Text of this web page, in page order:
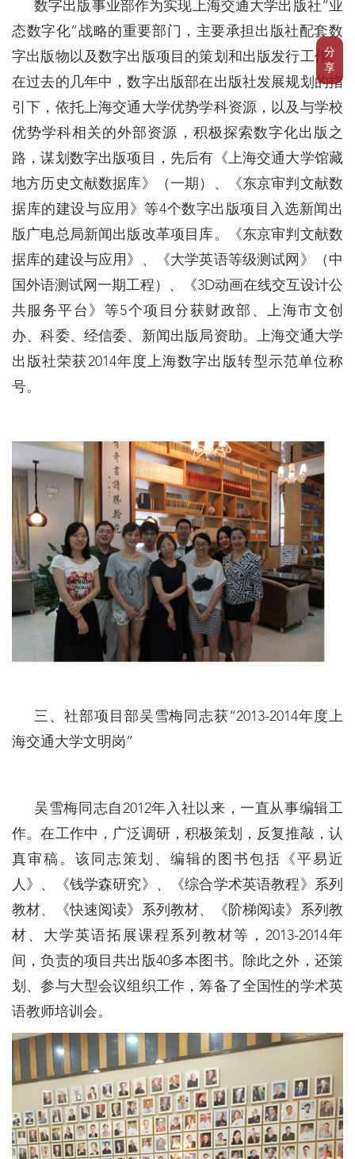
分
享
数字出版事业部作为实现上海交通大学出版社“业
态数字化”战略的重要部门，主要承担出版社配套数
字出版物以及数字出版项目的策划和出版发行工作。
在过去的几年中，数字出版部在出版社发展规划的指
引下，依托上海交通大学优势学科资源，以及与学校
优势学科相关的外部资源，积极探索数字化出版之
路，谋划数字出版项目，先后有《上海交通大学馆藏
地方历史文献数据库》（一期）、《东京审判文献数
据库的建设与应用》等4个数字出版项目入选新闻出
版广电总局新闻出版改革项目库。《东京审判文献数
据库的建设与应用》、《大学英语等级测试网》（中
国外语测试网一期工程）、《3D动画在线交互设计公
共服务平台》等5个项目分获财政部、上海市文创
办、科委、经信委、新闻出版局资助。上海交通大学
出版社荣获2014年度上海数字出版转型示范单位称
号。
三、社部项目部吴雪梅同志获“2013-2014年度上
海交通大学文明岗”
吴雪梅同志自2012年入社以来，一直从事编辑工
作。在工作中，广泛调研，积极策划，反复推敲，认
真审稿。该同志策划、编辑的图书包括《平易近
人》、《钱学森研究》、《综合学术英语教程》系列
教材、《快速阅读》系列教材、《阶梯阅读》系列教
材、大学英语拓展课程系列教材等，2013-2014年
间，负责的项目共出版40多本图书。除此之外，还策
划、参与大型会议组织工作，筹备了全国性的学术英
语教师培训会。